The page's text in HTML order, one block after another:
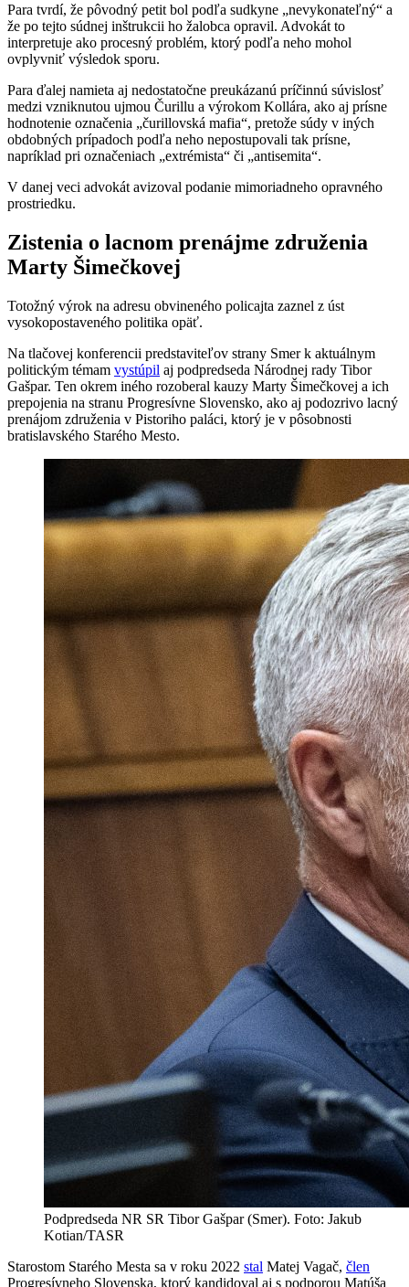
Para tvrdí, že pôvodný petit bol podľa sudkyne „nevykonateľný“ a
že po tejto súdnej inštrukcii ho žalobca opravil. Advokát to
interpretuje ako procesný problém, ktorý podľa neho mohol
ovplyvniť výsledok sporu.
Para ďalej namieta aj nedostatočne preukázanú príčinnú súvislosť
medzi vzniknutou ujmou Čurillu a výrokom Kollára, ako aj prísne
hodnotenie označenia „čurillovská mafia“, pretože súdy v iných
obdobných prípadoch podľa neho nepostupovali tak prísne,
napríklad pri označeniach „extrémista“ či „antisemita“.
V danej veci advokát avizoval podanie mimoriadneho opravného
prostriedku.
Zistenia o lacnom prenájme združenia
Marty Šimečkovej
Totožný výrok na adresu obvineného policajta zaznel z úst
vysokopostaveného politika opäť.
Na tlačovej konferencii predstaviteľov strany Smer k aktuálnym
politickým témam vystúpil aj podpredseda Národnej rady Tibor
Gašpar. Ten okrem iného rozoberal kauzy Marty Šimečkovej a ich
prepojenia na stranu Progresívne Slovensko, ako aj podozrivo lacný
prenájom združenia v Pistoriho paláci, ktorý je v pôsobnosti
bratislavského Starého Mesto.
Podpredseda NR SR Tibor Gašpar (Smer). Foto: Jakub
Kotian/TASR
Starostom Starého Mesta sa v roku 2022 stal Matej Vagač, člen
Progresívneho Slovenska, ktorý kandidoval aj s podporou Matúša